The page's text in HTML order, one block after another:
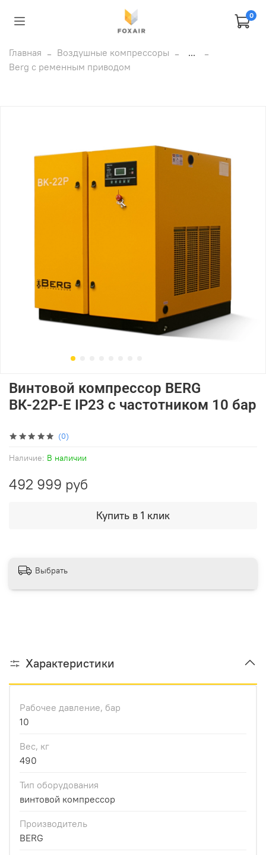
0
Главная Воздушные компрессоры
...
Berg с ременным приводом
(0)
Наличие: В наличии
Винтовой компрессор BERG
ВК-22Р-Е IP23 с частотником 10 бар
492 999 руб
Купить в 1 клик
Выбрать
Характеристики
Рабочее давление, бар
10
Вес, кг
490
Тип оборудования
винтовой компрессор
Производитель
BERG